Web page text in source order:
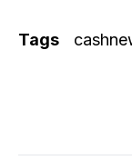
Tags